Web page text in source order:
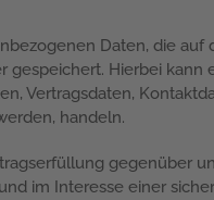
Daten, die auf
Hierbei kann
Vertragsdaten,
handeln.
gegenüber
im Interesse einer